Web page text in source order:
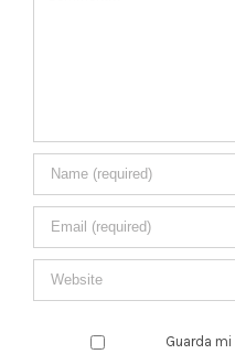
Guarda